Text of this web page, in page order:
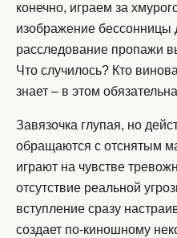
конечно, играем за
изображение бессонницы
расследование пропажи
Что случилось? Кто
знает – в этом
Завязочка глупая, но
обращаются с отснятым
играют на чувстве
отсутствие реальной
вступление сразу
создает по-киношному